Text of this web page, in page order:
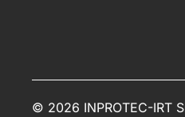
© 2026 INPROTEC-IRT